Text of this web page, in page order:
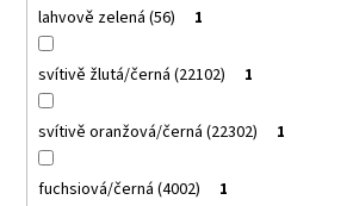
lahvově zelená (56) 1
svítivě žlutá/černá (22102) 1
svítivě oranžová/černá (22302) 1
fuchsiová/černá (4002) 1